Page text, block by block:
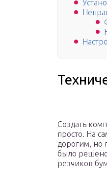
Создать
просто. На
дорогим, но
было решено
резчиков